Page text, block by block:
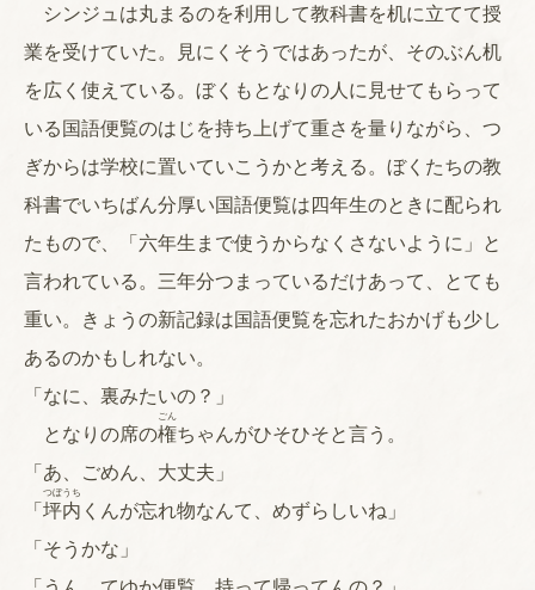
シンジュは丸まるのを利用して教科書を机に立てて授
業を受けていた。見にくそうではあったが、そのぶん机
を広く使えている。ぼくもとなりの人に見せてもらって
いる国語便覧のはじを持ち上げて重さを量りながら、つ
ぎからは学校に置いていこうかと考える。ぼくたちの教
科書でいちばん分厚い国語便覧は四年生のときに配られ
たもので、「六年生まで使うからなくさないように」と
言われている。三年分つまっているだけあって、とても
重い。きょうの新記録は国語便覧を忘れたおかげも少し
あるのかもしれない。
「なに、裏みたいの？」
となりの席の権
ごん
ちゃんがひそひそと言う。
「あ、ごめん、大丈夫」
「坪内
つぼうち
くんが忘れ物なんて、めずらしいね」
「そうかな」